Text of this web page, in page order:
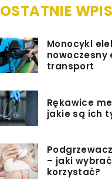
OSTATNIE
Monocykl
nowoczesny
transport
Rękawice
jakie są ich
– jaki
korzystać?